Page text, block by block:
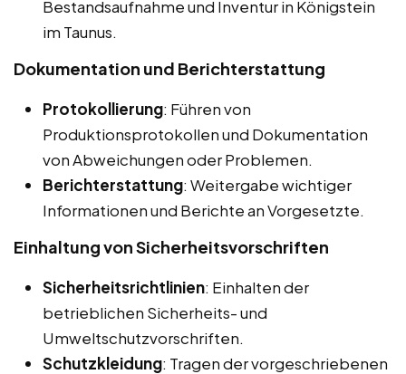
Bestandsaufnahme und Inventur in Königstein
im Taunus.
Dokumentation und Berichterstattung
Protokollierung: Führen von
Produktionsprotokollen und Dokumentation
von Abweichungen oder Problemen.
Berichterstattung: Weitergabe wichtiger
Informationen und Berichte an Vorgesetzte.
Einhaltung von Sicherheitsvorschriften
Sicherheitsrichtlinien: Einhalten der
betrieblichen Sicherheits- und
Umweltschutzvorschriften.
Schutzkleidung: Tragen der vorgeschriebenen